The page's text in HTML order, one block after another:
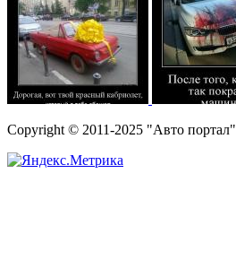
Copyright © 2011-2025 "Авто портал"